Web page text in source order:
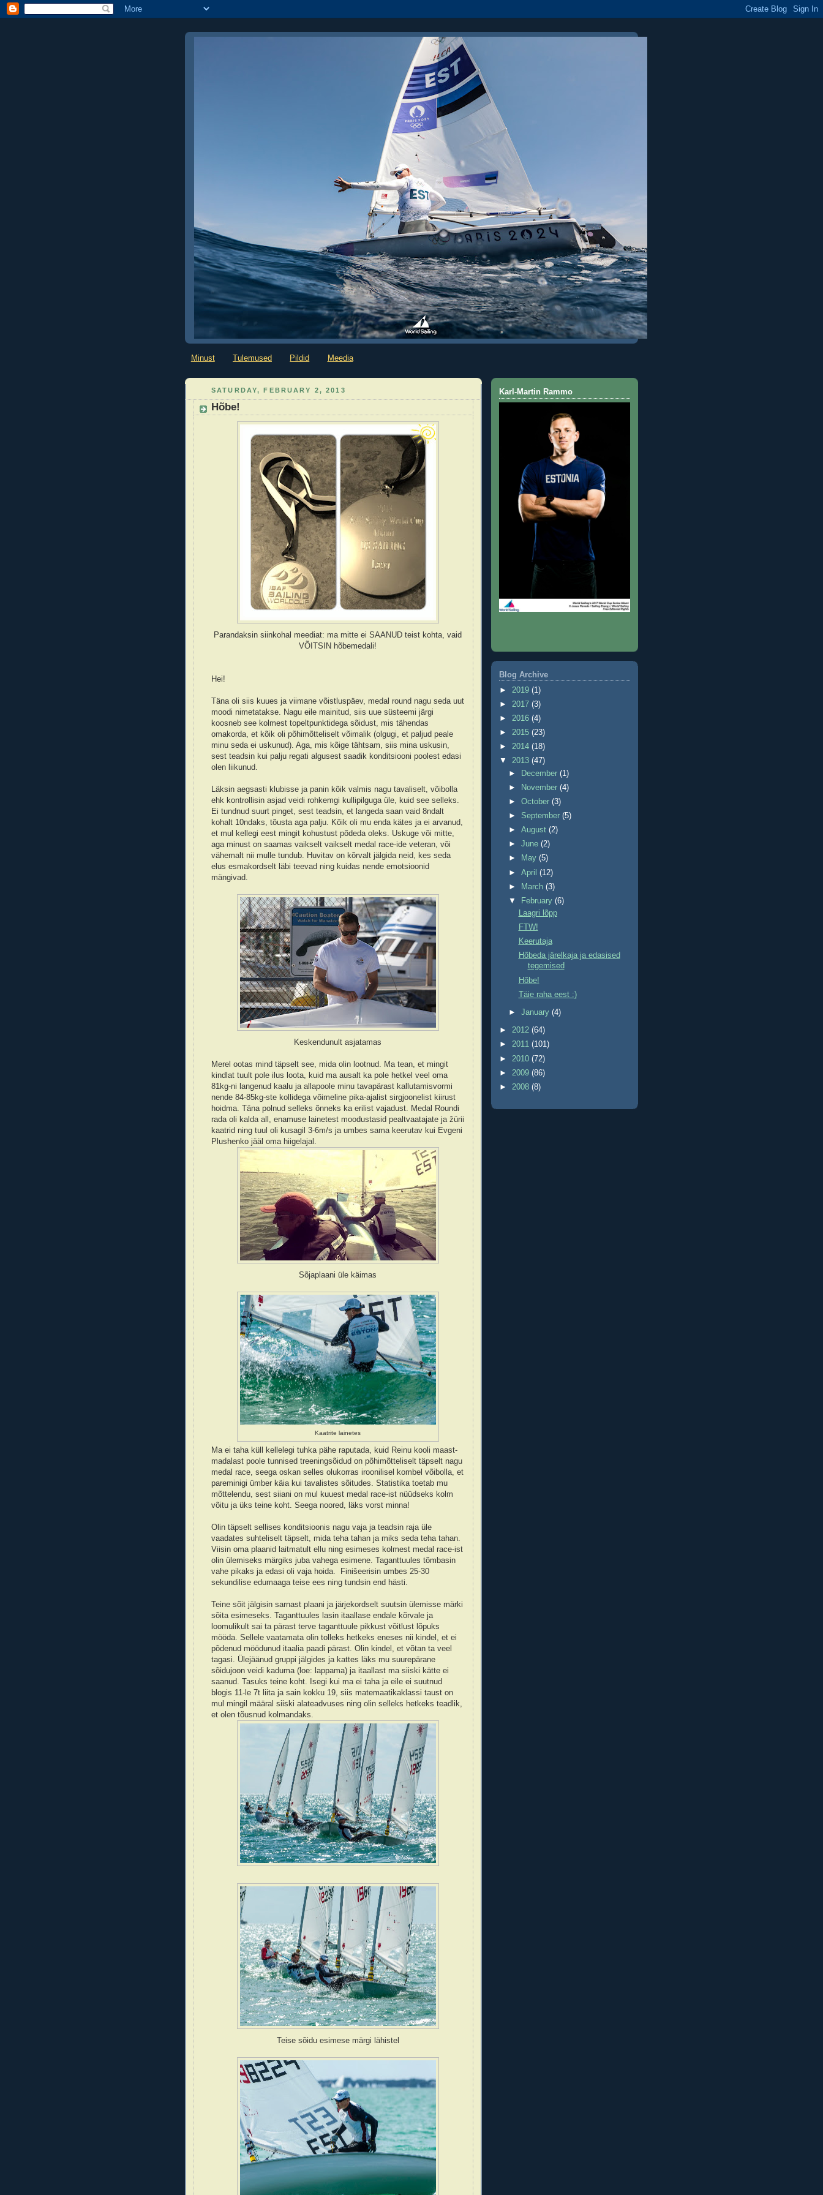
Minust Tulemused Pildid Meedia
SATURDAY, FEBRUARY 2, 2013
Hõbe!
Parandaksin siinkohal meediat: ma mitte ei SAANUD teist kohta, vaid
VÕITSIN hõbemedali!
Hei!
Täna oli siis kuues ja viimane võistluspäev, medal round nagu seda uut
moodi nimetatakse. Nagu eile mainitud, siis uue süsteemi järgi
koosneb see kolmest topeltpunktidega sõidust, mis tähendas
omakorda, et kõik oli põhimõtteliselt võimalik (olgugi, et paljud peale
minu seda ei uskunud). Aga, mis kõige tähtsam, siis mina uskusin,
sest teadsin kui palju regati algusest saadik konditsiooni poolest edasi
olen liikunud.
Läksin aegsasti klubisse ja panin kõik valmis nagu tavaliselt, võibolla
ehk kontrollisin asjad veidi rohkemgi kullipilguga üle, kuid see selleks.
Ei tundnud suurt pinget, sest teadsin, et langeda saan vaid 8ndalt
kohalt 10ndaks, tõusta aga palju. Kõik oli mu enda kätes ja ei arvanud,
et mul kellegi eest mingit kohustust põdeda oleks. Uskuge või mitte,
aga minust on saamas vaikselt vaikselt medal race-ide veteran, või
vähemalt nii mulle tundub. Huvitav on kõrvalt jälgida neid, kes seda
elus esmakordselt läbi teevad ning kuidas nende emotsioonid
mängivad.
Keskendunult asjatamas
Merel ootas mind täpselt see, mida olin lootnud. Ma tean, et mingit
kindlat tuult pole ilus loota, kuid ma ausalt ka pole hetkel veel oma
81kg-ni langenud kaalu ja allapoole minu tavapärast kallutamisvormi
nende 84-85kg-ste kollidega võimeline pika-ajalist sirgjoonelist kiirust
hoidma. Täna polnud selleks õnneks ka erilist vajadust. Medal Roundi
rada oli kalda all, enamuse lainetest moodustasid pealtvaatajate ja žürii
kaatrid ning tuul oli kusagil 3-6m/s ja umbes sama keerutav kui Evgeni
Plushenko jääl oma hiigelajal.
Sõjaplaani üle käimas
Kaatrite lainetes
Ma ei taha küll kellelegi tuhka pähe raputada, kuid Reinu kooli maast-
madalast poole tunnised treeningsõidud on põhimõtteliselt täpselt nagu
medal race, seega oskan selles olukorras iroonilisel kombel võibolla, et
pareminigi ümber käia kui tavalistes sõitudes. Statistika toetab mu
mõttelendu, sest siiani on mul kuuest medal race-ist nüüdseks kolm
võitu ja üks teine koht. Seega noored, läks vorst minna!
Olin täpselt sellises konditsioonis nagu vaja ja teadsin raja üle
vaadates suhteliselt täpselt, mida teha tahan ja miks seda teha tahan.
Viisin oma plaanid laitmatult ellu ning esimeses kolmest medal race-ist
olin ülemiseks märgiks juba vahega esimene. Taganttuules tõmbasin
vahe pikaks ja edasi oli vaja hoida. Finišeerisin umbes 25-30
sekundilise edumaaga teise ees ning tundsin end hästi.
Teine sõit jälgisin sarnast plaani ja järjekordselt suutsin ülemisse märki
sõita esimeseks. Taganttuules lasin itaallase endale kõrvale ja
loomulikult sai ta pärast terve taganttuule pikkust võitlust lõpuks
mööda. Sellele vaatamata olin tolleks hetkeks eneses nii kindel, et ei
põdenud möödunud itaalia paadi pärast. Olin kindel, et võtan ta veel
tagasi. Ülejäänud gruppi jälgides ja kattes läks mu suurepärane
sõidujoon veidi kaduma (loe: lappama) ja itaallast ma siiski kätte ei
saanud. Tasuks teine koht. Isegi kui ma ei taha ja eile ei suutnud
blogis 11-le 7t liita ja sain kokku 19, siis matemaatikaklassi taust on
mul mingil määral siiski alateadvuses ning olin selleks hetkeks teadlik,
et olen tõusnud kolmandaks.
Teise sõidu esimese märgi lähistel
Karl-Martin Rammo
Blog Archive
► 2019 (1)
► 2017 (3)
► 2016 (4)
► 2015 (23)
► 2014 (18)
▼ 2013 (47)
►
December(1)
►
November(4)
►October(3)
► September(5)
►August(2)
►June(2)
►
May(5)
►April(12)
►
March(3)
▼
February(6)
Laagri lõpp
FTW!
Keerutaja
Hõbeda järelkaja ja edasised
tegemised
Hõbe!
Täie raha eest :)
►January(4)
► 2012 (64)
► 2011 (101)
► 2010 (72)
► 2009 (86)
► 2008 (8)